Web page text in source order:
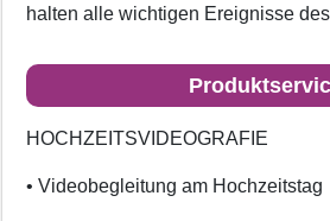
halten alle wichtigen Ereignisse
HOCHZEITSVIDEOGRAFIE
• Videobegleitung am Hochzeitstag